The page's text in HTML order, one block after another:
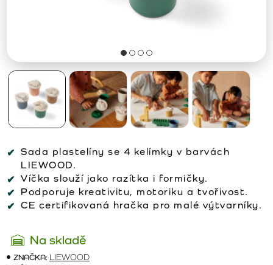
Sada plastelíny se 4 kelímky v barvách
LIEWOOD.
Víčka slouží jako razítka i formičky.
Podporuje kreativitu, motoriku a tvořivost.
CE certifikovaná hračka pro malé výtvarníky.
Na skladě
ZNAČKA: LIEWOOD